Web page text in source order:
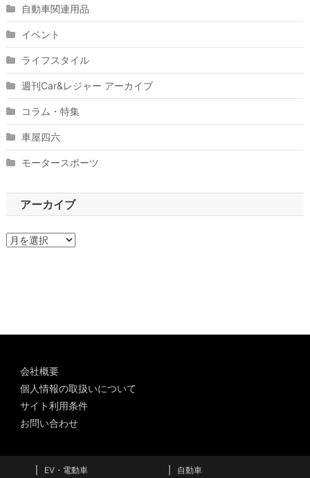
自動車関連用品
イベント
ライフスタイル
週刊Car&レジャー アーカイブ
コラム・特集
車屋四六
モータースポーツ
アーカイブ
ア
会社概要
個人情報の取扱いについて
サイト利用条件
お問い合わせ
EV・電動車 自動車